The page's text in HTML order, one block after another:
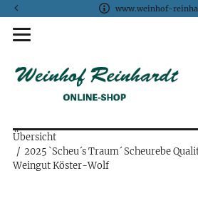
www.weinhof-
Übersicht
2025 `Scheu´s Traum´ Scheurebe
Weingut Köster-Wolf